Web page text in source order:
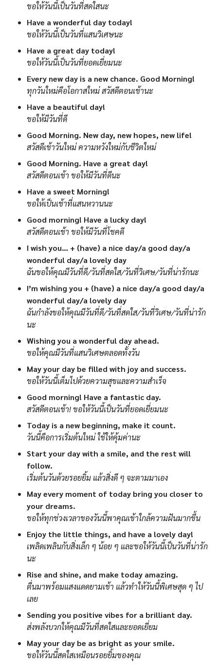
ขอให้วันนี้เป็นวันที่สดใสนะ
Have a wonderful day today!
ขอให้วันนี้เป็นวันที่แสนวิเศษนะ
Have a great day today!
ขอให้วันนี้เป็นวันที่ยอดเยี่ยมนะ
Every new day is a new chance. Good Morning!
ทุกวันใหม่คือโอกาสใหม่ สวัสดีตอนเช้านะ
Have a beautiful day!
ขอให้มีวันที่ดี
Good Morning. New day, new hopes, new life!
สวัสดีเช้าวันใหม่ ความหวังใหม่กับชีวิตใหม่
Good Morning. Have a great day!
สวัสดีตอนเช้า ขอให้มีวันที่ดีนะ
Have a sweet Morning!
ขอให้เป็นเช้าที่แสนหวานนะ
Good morning! Have a lucky day!
สวัสดีตอนเช้า ขอให้มีวันที่โชคดี
I wish you… + (have) a nice day/a good day/a
wonderful day/a lovely day
ฉันขอให้คุณมีวันที่ดี/วันที่สดใส/วันที่วิเศษ/วันที่น่ารักนะ
I’m wishing you + (have) a nice day/a good day/a
wonderful day/a lovely day
ฉันกำลังขอให้คุณมีวันที่ดี/วันที่สดใส/วันที่วิเศษ/วันที่น่ารัก
นะ
Wishing you a wonderful day ahead.
ขอให้คุณมีวันที่แสนวิเศษตลอดทั้งวัน
May your day be filled with joy and success.
ขอให้วันนี้เต็มไปด้วยความสุขและความสำเร็จ
Good morning! Have a fantastic day.
สวัสดีตอนเช้า! ขอให้วันนี้เป็นวันที่ยอดเยี่ยมนะ
Today is a new beginning, make it count.
วันนี้คือการเริ่มต้นใหม่ ใช้ให้คุ้มค่านะ
Start your day with a smile, and the rest will
follow.
เริ่มต้นวันด้วยรอยยิ้ม แล้วสิ่งดี ๆ จะตามมาเอง
May every moment of today bring you closer to
your dreams.
ขอให้ทุกช่วงเวลาของวันนี้พาคุณเข้าใกล้ความฝันมากขึ้น
Enjoy the little things, and have a lovely day!
เพลิดเพลินกับสิ่งเล็ก ๆ น้อย ๆ และขอให้วันนี้เป็นวันที่น่ารัก
นะ
Rise and shine, and make today amazing.
ตื่นมาพร้อมแสงแดดยามเช้า แล้วทำให้วันนี้พิเศษสุด ๆ ไป
เลย
Sending you positive vibes for a brilliant day.
ส่งพลังบวกให้คุณมีวันที่สดใสและยอดเยี่ยม
May your day be as bright as your smile.
ขอให้วันนี้สดใสเหมือนรอยยิ้มของคุณ